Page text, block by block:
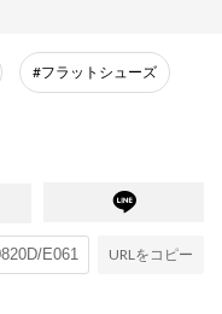
#フラットシューズ
URLをコピー